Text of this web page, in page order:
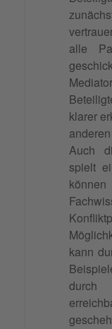
alle
klarer
Auch
spielt
kann
durch